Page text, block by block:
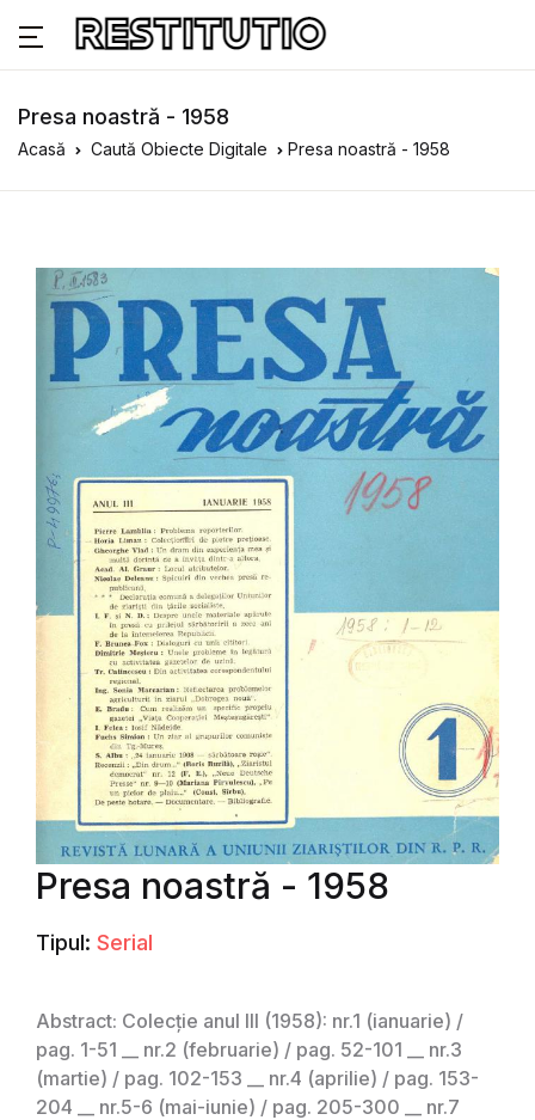
Presa noastră - 1958
Acasă Caută Obiecte Digitale Presa noastră - 1958
Presa noastră - 1958
Tipul: Serial
Abstract: Colecție anul III (1958): nr.1 (ianuarie) /
pag. 1-51 __ nr.2 (februarie) / pag. 52-101 __ nr.3
(martie) / pag. 102-153 __ nr.4 (aprilie) / pag. 153-
204 __ nr.5-6 (mai-iunie) / pag. 205-300 __ nr.7